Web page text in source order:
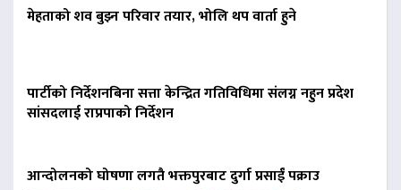
मेहताको शव बुझ्न परिवार तयार, भोलि थप वार्ता हुने
पार्टीको निर्देशनबिना सत्ता केन्द्रित गतिविधिमा संलग्न नहुन प्रदेश
सांसदलाई राप्रपाको निर्देशन
आन्दोलनको घोषणा लगतै भक्तपुरबाट दुर्गा प्रसाईं पक्राउ